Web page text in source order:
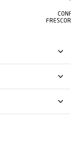
CONFORTO E
FRESCOR O DIA